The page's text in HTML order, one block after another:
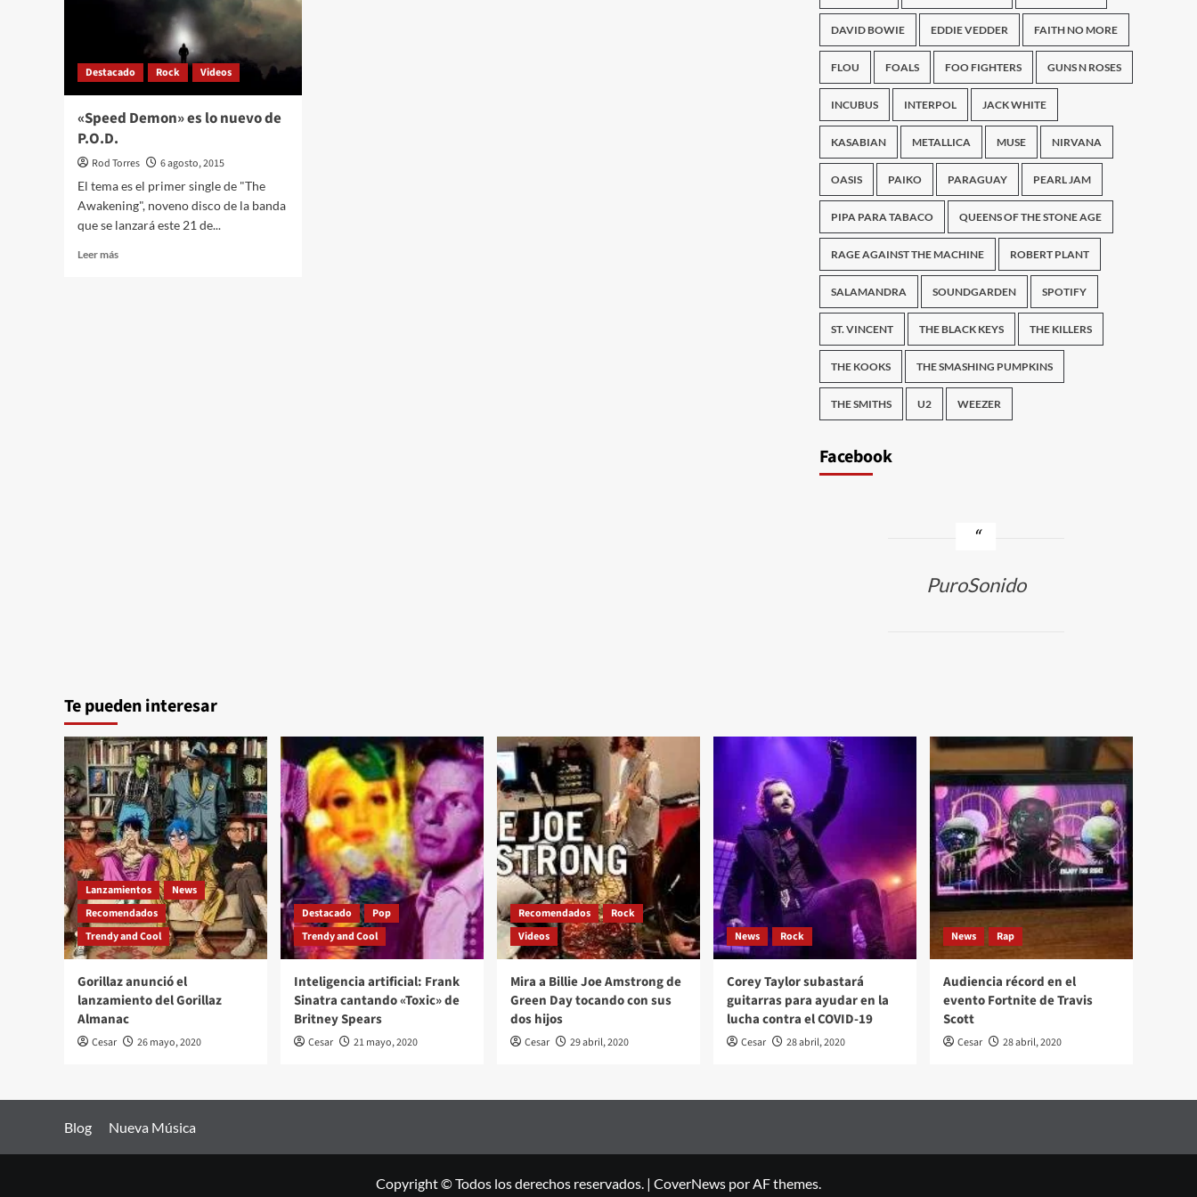
Destacado Rock Videos
«Speed Demon» es lo nuevo de
P.O.D.
Rod Torres
6 agosto, 2015
El tema es el primer single de "The
Awakening", noveno disco de la banda
que se lanzará este 21 de...
Leer másLeer
DAVID BOWIE EDDIE VEDDER FAITH NO MORE
FLOU FOALS FOO FIGHTERS GUNS N ROSES
INCUBUS INTERPOL JACK WHITE
KASABIAN METALLICA MUSE NIRVANA
OASIS PAIKO PARAGUAY PEARL JAM
PIPA PARA TABACO QUEENS OF THE STONE AGE
RAGE AGAINST THE MACHINE ROBERT PLANT
SALAMANDRA SOUNDGARDEN SPOTIFY
ST. VINCENT THE BLACK KEYS THE KILLERS
THE KOOKS THE SMASHING PUMPKINS
THE SMITHS U2 WEEZER
Facebook
PuroSonido
Te pueden interesar
Lanzamientos
News
Recomendados
Trendy and Cool
Gorillaz anunció el
lanzamiento del Gorillaz
Almanac
Cesar 26 mayo, 2020
Destacado
Pop
Trendy and Cool
Inteligencia artificial: Frank
Sinatra cantando «Toxic» de
Britney Spears
Cesar 21 mayo, 2020
Recomendados
Rock
Videos
Mira a Billie Joe Amstrong de
Green Day tocando con sus
dos hijos
Cesar 29 abril, 2020
News Rock
Corey Taylor subastará
guitarras para ayudar en la
lucha contra el COVID-19
Cesar 28 abril, 2020
News Rap
Audiencia récord en el
evento Fortnite de Travis
Scott
Cesar 28 abril, 2020
Blog Nueva Música
Copyright © Todos los derechos reservados. | CoverNews por AF themes.